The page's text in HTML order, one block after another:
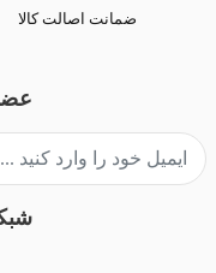
ضمانت اصالت کالا